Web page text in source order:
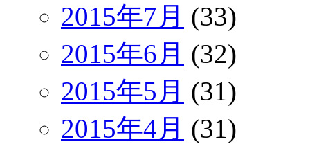
2015年7月 (33)
2015年6月 (32)
2015年5月 (31)
2015年4月 (31)